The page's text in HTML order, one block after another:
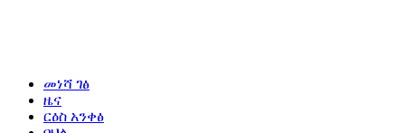
መነሻ ገፅ
ዜና
ርዕስ አንቀፅ